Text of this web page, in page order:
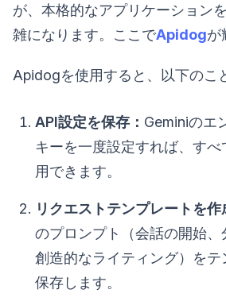
が、本格的なアプリケーション
雑になります。ここでApidogが
Apidogを使用すると、以下のこ
API設定を保存： Geminiのエ
キーを一度設定すれば、すべ
用できます。
リクエストテンプレートを作
のプロンプト（会話の開始、
創造的なライティング）をテ
保存します。